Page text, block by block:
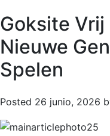
Goksite Vrij
Nieuwe
Spelen
Posted 26 junio, 2026